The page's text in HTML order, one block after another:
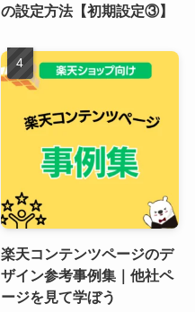
の設定方法【初期設定③】
楽天コンテンツページのデ
ザイン参考事例集｜他社ペ
ージを見て学ぼう